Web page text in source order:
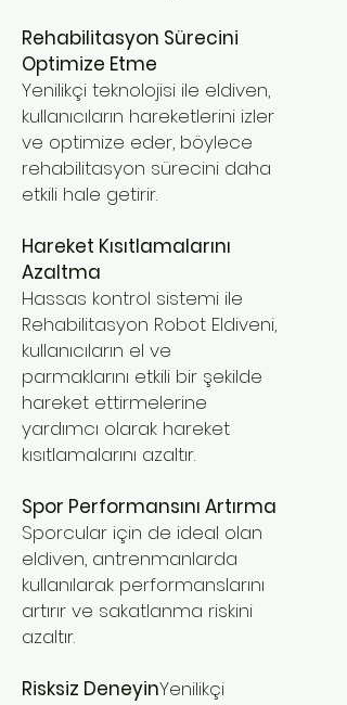
Rehabilitasyon Sürecini
Optimize Etme
Yenilikçi teknolojisi ile eldiven,
kullanıcıların hareketlerini izler
ve optimize eder, böylece
rehabilitasyon sürecini daha
etkili hale getirir.
Hareket Kısıtlamalarını
Azaltma
Hassas kontrol sistemi ile
Rehabilitasyon Robot Eldiveni,
kullanıcıların el ve
parmaklarını etkili bir şekilde
hareket ettirmelerine
yardımcı olarak hareket
kısıtlamalarını azaltır.
Spor Performansını Artırma
Sporcular için de ideal olan
eldiven, antrenmanlarda
kullanılarak performanslarını
artırır ve sakatlanma riskini
azaltır.
Risksiz DeneyinYenilikçi